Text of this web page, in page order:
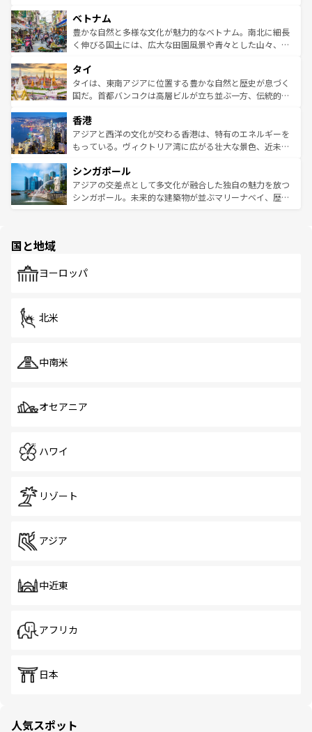
参照してほしい。
容にもいいと評判のスイーツなど、バラエティ豊かな料理
が味わえる。 なお、新着の台湾情報は コンテンツ一覧を参
照してほしい。
き、地方に足を延ばせば四季折々の自然美を楽しむことが
できる。そして、キムチや焼肉、絶品のストリートフード
まで、さまざまな韓国料理が待っている。夜には、韓国な
リティに包まれながら、韓国の多彩な魅力を心ゆくまで味
わってみてほしい。 なお、新着の韓国情報はコンテンツ一
覧を参照してほしい。
ベトナム
豊かな自然と多様な文化が魅力的なベトナム。南北に細長
く伸びる国土には、広大な田園風景や青々とした山々、世
急速な発展と共に伝統が息づく。ハノイの古い町並みやホ
ーチミン市のフランス統治時代の建物も、独特の雰囲気を
醸し出している。また、バラエティの豊かさとおいしさで
とつ。フォーやバインミー、ベトナムコーヒーなどは、ぜ
ひ現地で味わいたい。どの地域を訪れてもあたたかい人々
が旅行者を迎えてくれるので、きっと忘れられない旅にな
参照してほしい。
タイ
タイは、東南アジアに位置する豊かな自然と歴史が息づく
国だ。首都バンコクは高層ビルが立ち並ぶ一方、伝統的な
の活気が交差している。北部ではチェンマイなどの山岳地
帯で自然と触れ合い、南部ではプーケットやクラビの美し
いビーチでリゾート気分を楽しむことができる。タイ料理
激する。気候は一年中温暖で、どの季節にも異なる楽しみ
が待っている。親しみやすいタイの人々、仏教を中心とし
た文化、そして多様な観光資源が、訪れる旅人を魅了し続
香港
アジアと西洋の文化が交わる香港は、特有のエネルギーを
もっている。ヴィクトリア湾に広がる壮大な景色、近未来
み、どこを訪れても感動するはず。観光スポットが密集し
ており、効率よく見どころを回れるのも魅力。息をのむよ
うな絶景から文化的な体験まで、香港を存分に楽しみ尽く
シンガポール
アジアの交差点として多文化が融合した独自の魅力を放つ
シンガポール。未来的な建築物が並ぶマリーナベイ、歴史
で、ホーカーズは地元の風情を楽しめる外せないスポット
国と地域
ヨーロッパ
北米
中南米
オセアニア
ハワイ
リゾート
アジア
中近東
アフリカ
日本
人気スポット